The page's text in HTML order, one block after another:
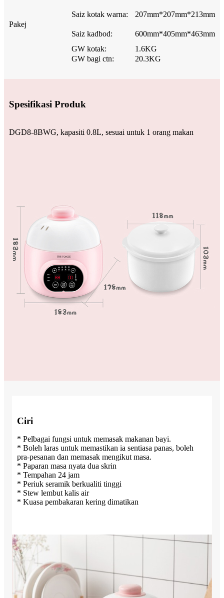
Pakej
Saiz kotak warna: 207mm*207mm*213mm
Saiz kadbod:
600mm*405mm*463mm
GW kotak:
1.6KG
GW bagi ctn:
20.3KG
Spesifikasi Produk
DGD8-8BWG, kapasiti 0.8L, sesuai untuk 1 orang makan
Ciri
* Pelbagai fungsi untuk memasak makanan bayi.
* Boleh laras untuk memastikan ia sentiasa panas, boleh
pra-pesanan dan memasak mengikut masa.
* Paparan masa nyata dua skrin
* Tempahan 24 jam
* Periuk seramik berkualiti tinggi
* Stew lembut kalis air
* Kuasa pembakaran kering dimatikan